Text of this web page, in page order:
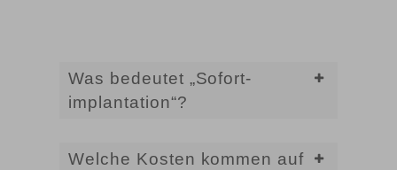
Was bedeutet „Sofort­
implantation“?
Welche Kosten kommen auf